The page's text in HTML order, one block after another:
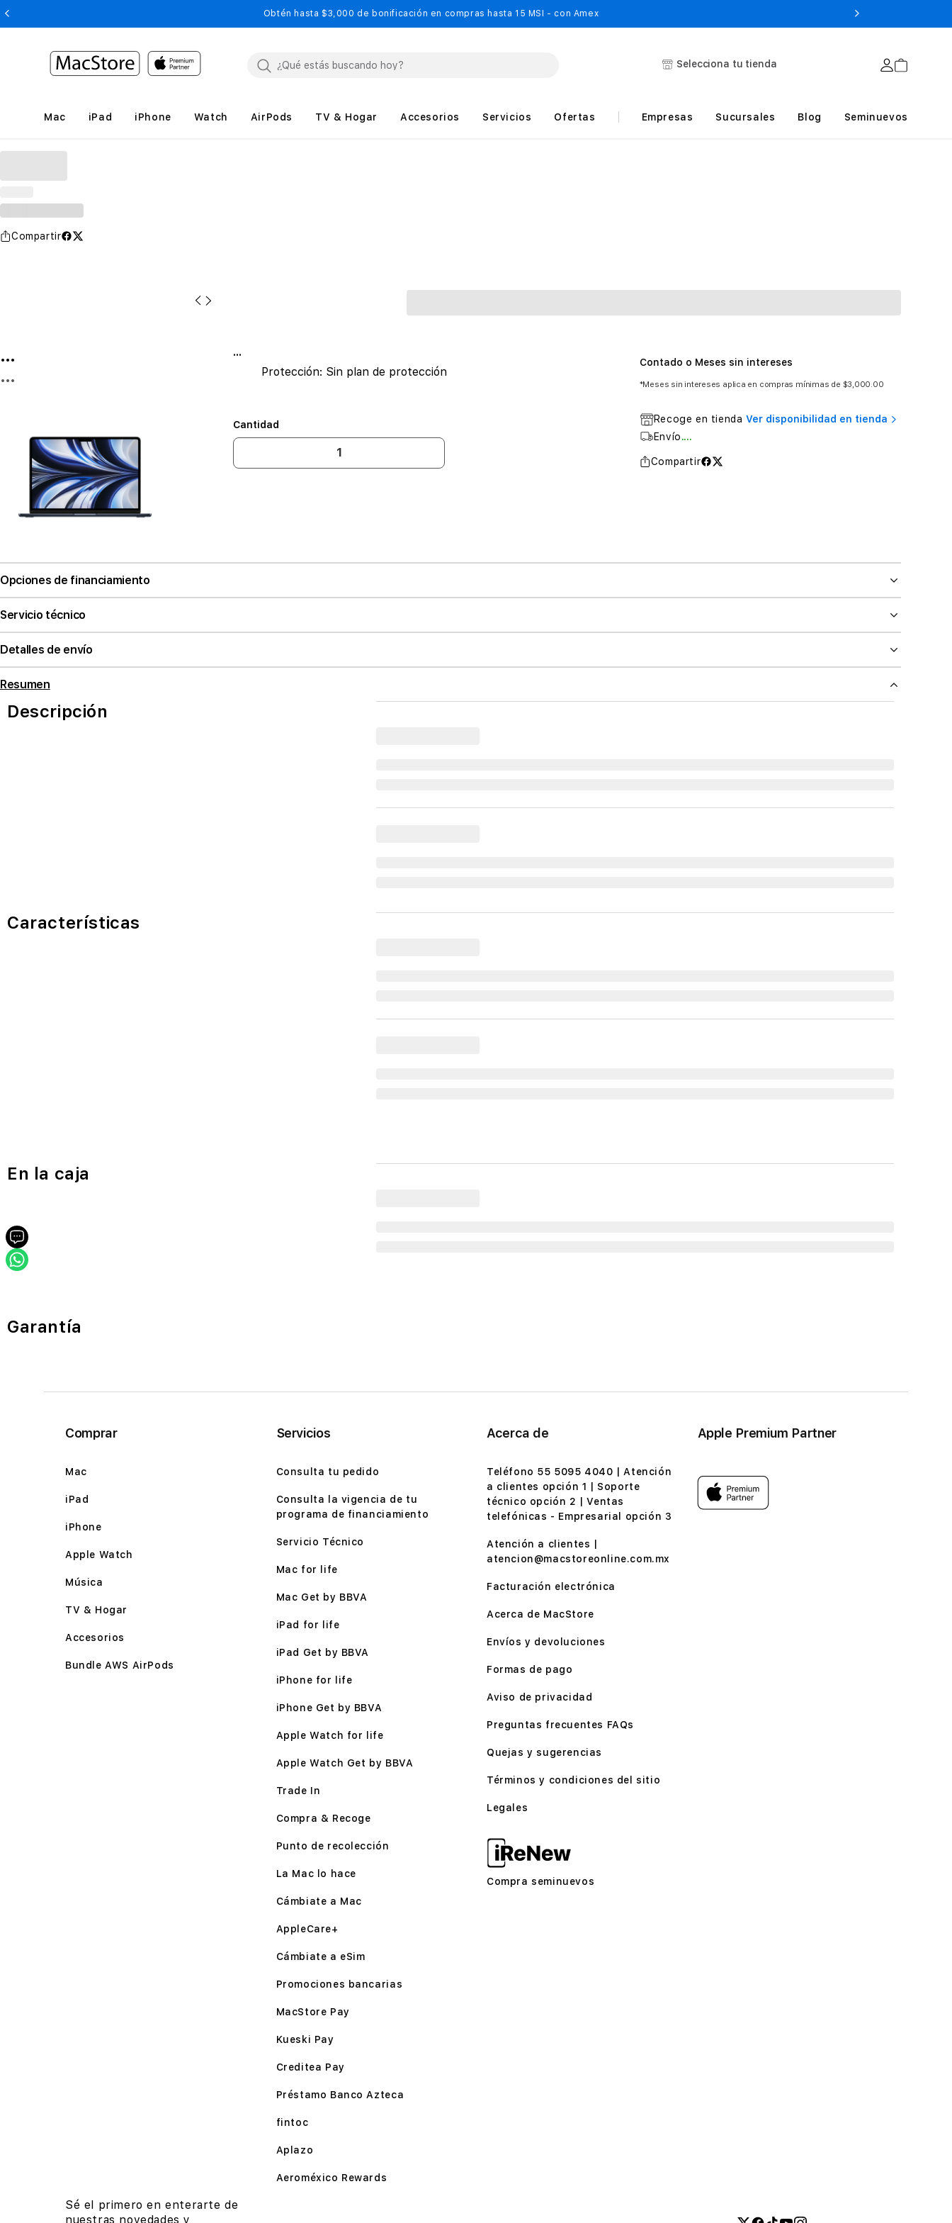
Obtén hasta $3,000 de bonificación en compras hasta 15 MSI - con Amex
Selecciona tu tienda
Mac iPad iPhone Watch AirPods TV & Hogar Accesorios Servicios Ofertas Empresas Sucursales Blog Seminuevos
Compartir
...
...
...
Protección: Sin plan de protección
Cantidad
Contado o Meses sin intereses
*Meses sin intereses aplica en compras mínimas de $3,000.00
Recoge en tienda Ver disponibilidad en tienda
Envío....
Compartir
Opciones de financiamiento
Servicio técnico
Detalles de envío
Resumen
Descripción
Características
En la caja
Garantía
Comprar
Mac
iPad
iPhone
Apple Watch
Música
TV & Hogar
Accesorios
Bundle AWS AirPods
Servicios
Consulta tu pedido
Consulta la vigencia de tu
programa de financiamiento
Servicio Técnico
Mac for life
Mac Get by BBVA
iPad for life
iPad Get by BBVA
iPhone for life
iPhone Get by BBVA
Apple Watch for life
Apple Watch Get by BBVA
Trade In
Compra & Recoge
Punto de recolección
La Mac lo hace
Cámbiate a Mac
AppleCare+
Cámbiate a eSim
Promociones bancarias
MacStore Pay
Kueski Pay
Creditea Pay
Préstamo Banco Azteca
fintoc
Aplazo
Aeroméxico Rewards
Acerca de
Teléfono 55 5095 4040 | Atención
a clientes opción 1 | Soporte
técnico opción 2 | Ventas
telefónicas - Empresarial opción 3
Atención a clientes |
atencion@macstoreonline.com.mx
Facturación electrónica
Acerca de MacStore
Envíos y devoluciones
Formas de pago
Aviso de privacidad
Preguntas frecuentes FAQs
Quejas y sugerencias
Términos y condiciones del sitio
Legales
Compra seminuevos
Apple Premium Partner
Sé el primero en enterarte de
nuestras novedades y